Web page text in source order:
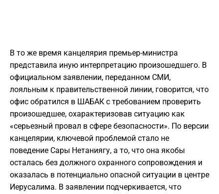
В то же время канцелярия премьер-министра
представила иную интерпретацию произошедшего. В
официальном заявлении, переданном СМИ,
лояльным к правительственной линии, говорится, что
офис обратился в ШАБАК с требованием проверить
произошедшее, охарактеризовав ситуацию как
«серьезный провал в сфере безопасности». По версии
канцелярии, ключевой проблемой стало не
поведение Сары Нетаниягу, а то, что она якобы
осталась без должного охранного сопровождения и
оказалась в потенциально опасной ситуации в центре
Иерусалима. В заявлении подчеркивается, что